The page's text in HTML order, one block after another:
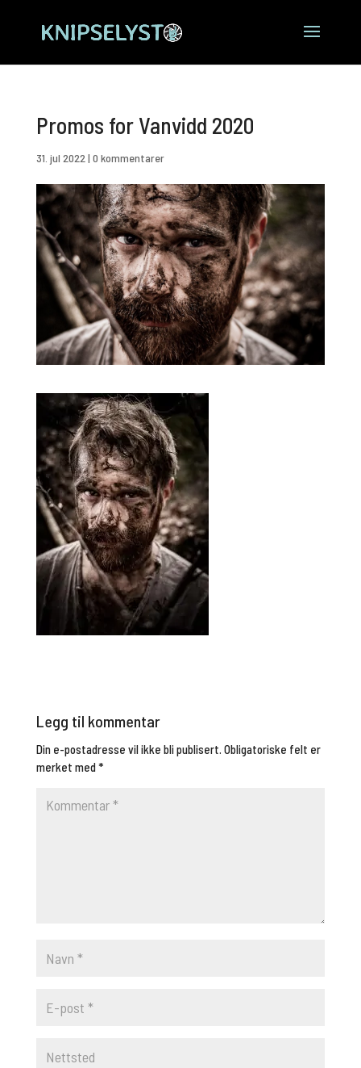
Promos for Vanvidd 2020
31. jul 2022 | 0 kommentarer
Legg til kommentar
Din e-postadresse vil ikke bli publisert. Obligatoriske felt er
merket med*